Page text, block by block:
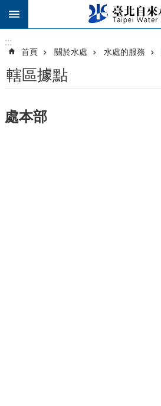
跳到主要內容區塊
:::
首頁 關於水處 水處的服務
轄區據點
處本部